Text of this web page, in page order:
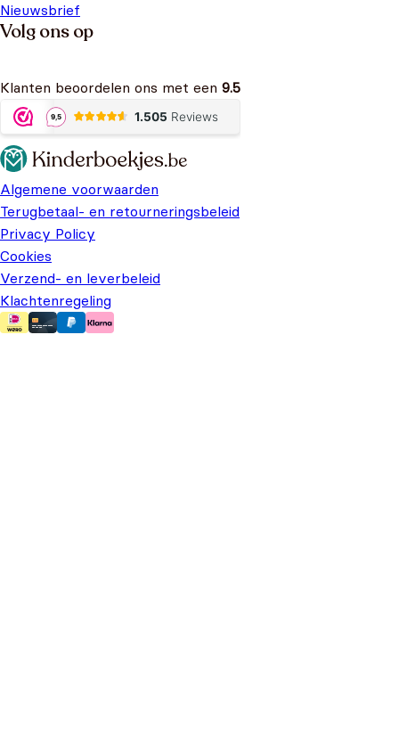
Nieuwsbrief
Volg ons op
Klanten beoordelen ons met een 9.5
Algemene voorwaarden
Terugbetaal- en retourneringsbeleid
Privacy Policy
Cookies
Verzend- en leverbeleid
Klachtenregeling